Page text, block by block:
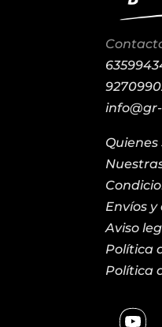
Quienes
Envíos
Aviso
Política
Política